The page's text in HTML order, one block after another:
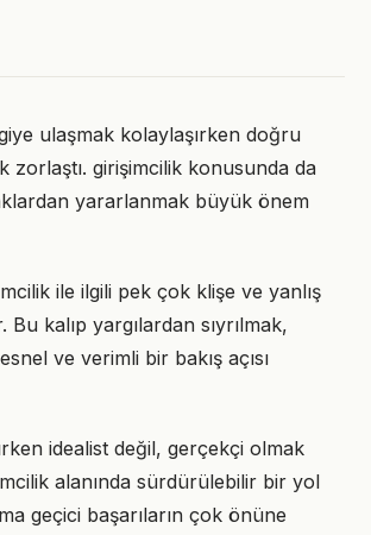
ulaşmak kolaylaşırken doğru
zorlaştı. girişimcilik konusunda da
yararlanmak büyük önem
ile ilgili pek çok klişe ve yanlış
Bu kalıp yargılardan sıyrılmak,
ve verimli bir bakış açısı
idealist değil, gerçekçi olmak
alanında sürdürülebilir bir yol
geçici başarıların çok önüne